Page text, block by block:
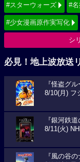
#スターウォーズ #
#少女漫画原作実写化
シ
必見！地上波放送
『怪盗グ
8/10(月) フ
『銀河鉄道
8/11(火)
『風の谷の